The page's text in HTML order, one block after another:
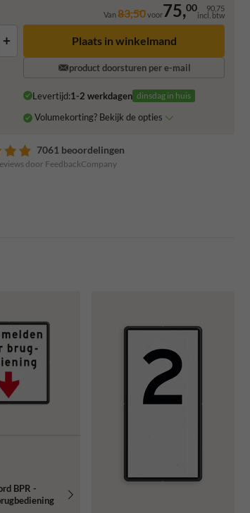
Van83,50voor75,00 90,75
incl. btw
+ Plaats in winkelmand
product doorsturen per e-mail
Levertijd:1-2 werkdagen dinsdag in huis
Volumekorting? Bekijk de opties
7061 beoordelingen
door FeedbackCompany
BPR -